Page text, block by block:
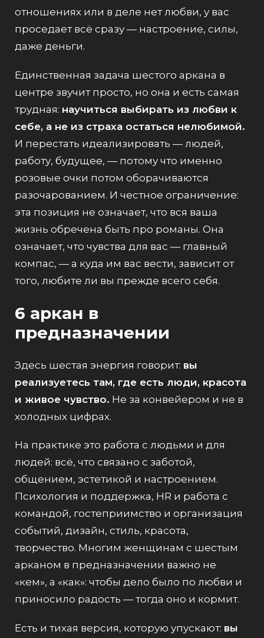
отношениях или в деле нет любви, у вас
проседает всё сразу — настроение, силы,
даже деньги.
Единственная задача шестого аркана в
центре звучит просто, но она и есть самая
трудная: научиться выбирать из любви к
себе, а не из страха остаться нелюбимой.
И перестать идеализировать — людей,
работу, будущее, — потому что именно
розовые очки потом оборачиваются
разочарованием. И честное ограничение:
эта позиция не означает, что вся ваша
жизнь обречена быть про романы. Она
означает, что чувства для вас — главный
компас, — а куда им вас вести, зависит от
того, любите ли вы прежде всего себя.
6 аркан в
предназначении
Здесь шестая энергия говорит: вы
реализуетесь там, где есть люди, красота
и живое чувство. Не за конвейером и не в
холодных цифрах.
На практике это работа с людьми и для
людей: всё, что связано с заботой,
общением, эстетикой и настроением.
Психология и поддержка, HR и работа с
командой, гостеприимство и организация
событий, дизайн, стиль, красота,
творчество. Многим женщинам с шестым
арканом в предназначении важно не
«кем», а «как»: чтобы дело было по любви и
приносило радость — тогда оно и кормит.
Есть и тихая версия, которую упускают: вы